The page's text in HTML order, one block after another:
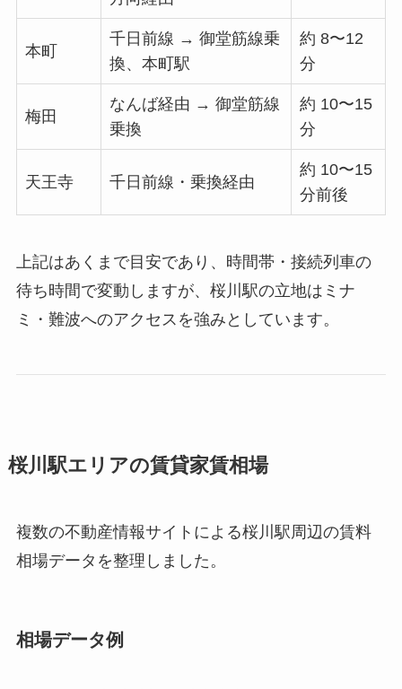
本町
千日前線 → 御堂筋線乗
換、本町駅
約 8〜12
分
梅田
なんば経由 → 御堂筋線
乗換
約 10〜15
分
天王寺 千日前線・乗換経由
約 10〜15
分前後
上記はあくまで目安であり、時間帯・接続列車の
待ち時間で変動しますが、桜川駅の立地はミナ
ミ・難波へのアクセスを強みとしています。
桜川駅エリアの賃貸家賃相場
複数の不動産情報サイトによる桜川駅周辺の賃料
相場データを整理しました。
相場データ例